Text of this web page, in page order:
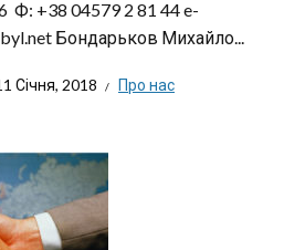
Ф: +38 04579 2 81 44 e-
Бондарьков Михайло...
Січня, 2018 Про нас